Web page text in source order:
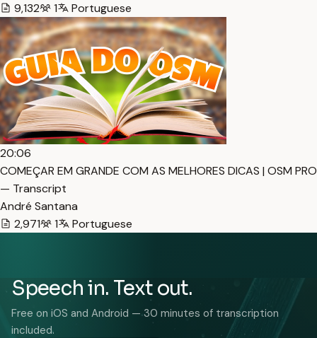
9,132
1 Portuguese
20:06
COMEÇAR EM GRANDE COM AS MELHORES DICAS | OSM PRO
— Transcript
André Santana
2,971
1 Portuguese
Speech in. Text out.
Free on iOS and Android — 30 minutes of transcription
included.